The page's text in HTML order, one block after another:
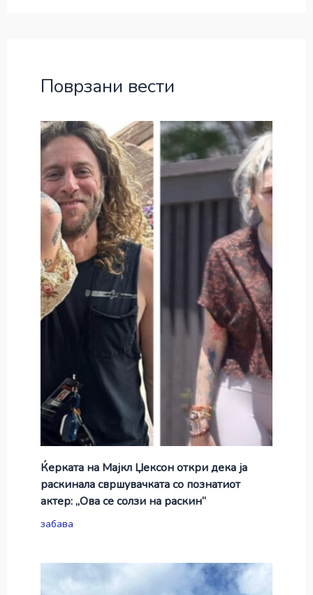
Поврзани вести
Ќерката на Мајкл Џексон откри дека ја
раскинала свршувачката со познатиот
актер: „Ова се солзи на раскин“
забава